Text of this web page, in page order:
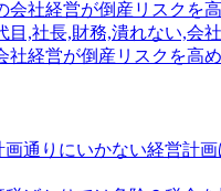
社経営が倒産リスクを高
画通りにいかない経営計